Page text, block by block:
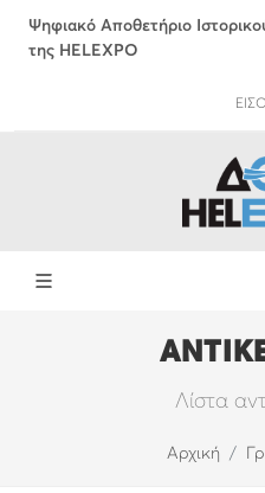
Ψηφιακό Αποθετήριο
της HELEXPO
Λίστα
Αρχική